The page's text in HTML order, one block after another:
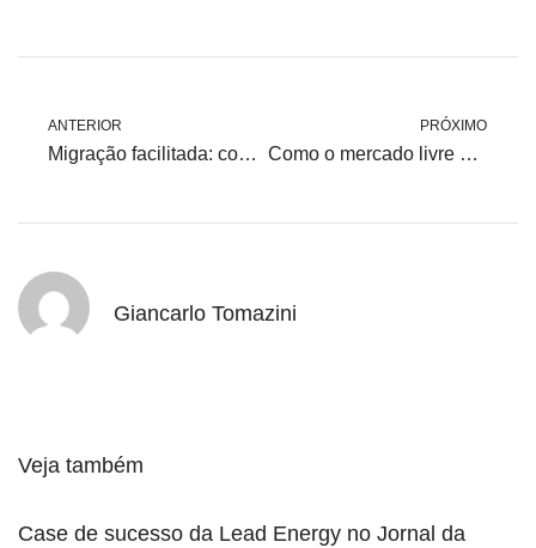
ANTERIOR
Migração facilitada: como é simples mudar para o mercado livre com apoio certo
PRÓXIMO
Como o mercado livre de energia ajuda sua empresa a economizar todos os meses
Giancarlo Tomazini
Veja também
Case de sucesso da Lead Energy no Jornal da